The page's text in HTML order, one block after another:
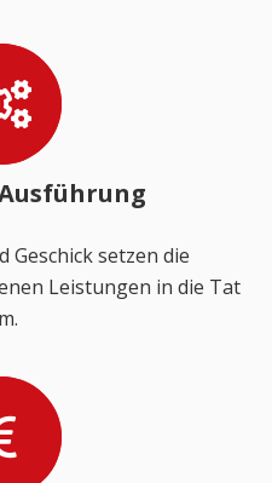
Geschick setzen die
Leistungen in die Tat